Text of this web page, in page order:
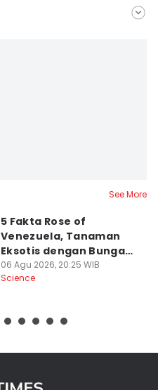
See More
5 Fakta Rose of
Venezuela, Tanaman
Eksotis dengan Bunga
Merah Menyala
06 Agu 2026, 20:25 WIB
Science